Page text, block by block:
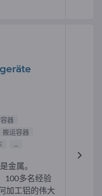
器
搬运容器
...
金属。
100多名经验
加工铝的伟大